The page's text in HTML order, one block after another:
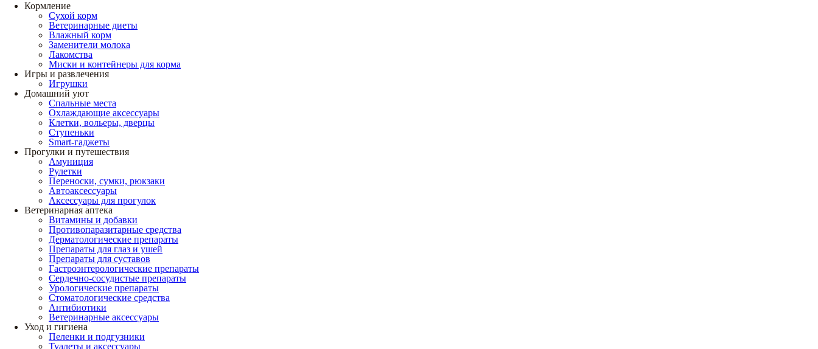
Кормление
Сухой корм
Ветеринарные диеты
Влажный корм
Заменители молока
Лакомства
Миски и контейнеры для корма
Игры и развлечения
Игрушки
Домашний уют
Спальные места
Охлаждающие аксессуары
Клетки, вольеры, дверцы
Ступеньки
Smart-гаджеты
Прогулки и путешествия
Амуниция
Рулетки
Переноски, сумки, рюкзаки
Автоаксессуары
Аксессуары для прогулок
Ветеринарная аптека
Витамины и добавки
Противопаразитарные средства
Дерматологические препараты
Препараты для глаз и ушей
Препараты для суставов
Гастроэнтерологические препараты
Сердечно-сосудистые препараты
Урологические препараты
Стоматологические средства
Антибиотики
Ветеринарные аксессуары
Уход и гигиена
Пеленки и подгузники
Туалеты и аксессуары